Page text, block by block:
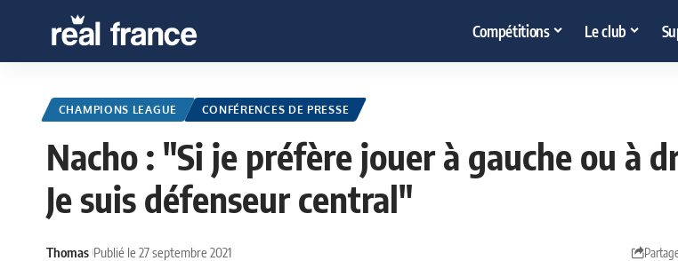
Compétitions Le club
CHAMPIONS LEAGUE CONFÉRENCES DE PRESSE
Nacho : "Si je préfère jouer à gauche ou à
Je suis défenseur central"
Thomas Publié le 27 septembre 2021